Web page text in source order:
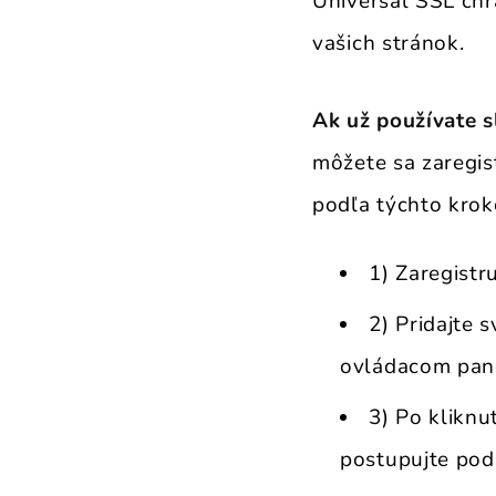
vašich stránok.
Ak už používate
môžete sa
podľa týchto
1)
2) Pridajte
ovládacom
3) Po
postupujte